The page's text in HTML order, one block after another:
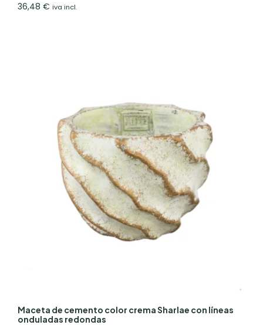
36,48€ iva incl.
Maceta de cemento color crema Sharlae con líneas
onduladas redondas